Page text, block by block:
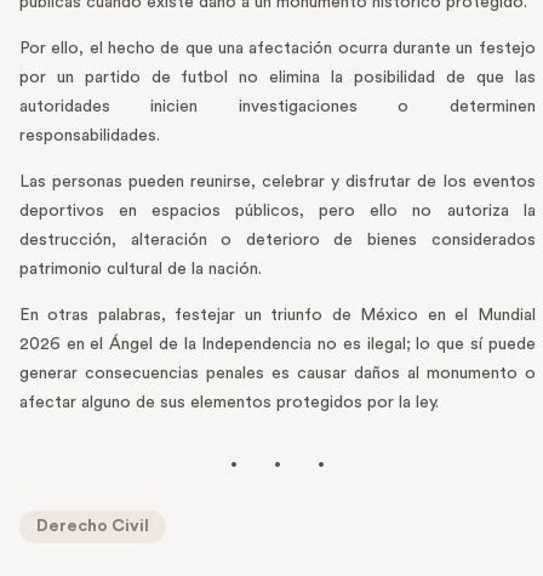
Por ello, el hecho de que una afectación ocurra durante un festejo
por un partido de futbol no elimina la posibilidad de que las
autoridades inicien investigaciones o determinen
responsabilidades.
Las personas pueden reunirse, celebrar y disfrutar de los eventos
deportivos en espacios públicos, pero ello no autoriza la
destrucción, alteración o deterioro de bienes considerados
patrimonio cultural de la nación.
En otras palabras, festejar un triunfo de México en el Mundial
2026 en el Ángel de la Independencia no es ilegal; lo que sí puede
generar consecuencias penales es causar daños al monumento o
afectar alguno de sus elementos protegidos por la ley.
Derecho Civil